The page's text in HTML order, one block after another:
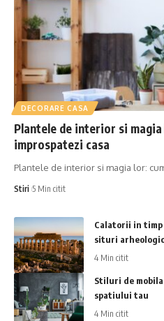
DECORARE CASA
Plantele de interior si
improspatezi casa
Plantele de interior si magia lor:
Stiri 5 Min citit
Calatorii in timp
situri
4 Min citit
Stiluri de
spatiului tau
4 Min citit